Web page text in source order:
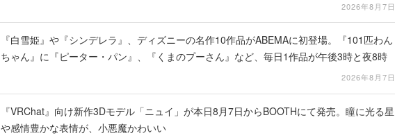
2026年8月7日
『白雪姫』や『シンデレラ』、ディズニーの名作10作品がABEMAに初登場。『101匹わん
ちゃん』に『ピーター・パン』、『くまのプーさん』など、毎日1作品が午後3時と夜8時
2026年8月7日
『VRChat』向け新作3Dモデル「ニュイ」が本日8月7日からBOOTHにて発売。瞳に光る星
や感情豊かな表情が、小悪魔かわいい